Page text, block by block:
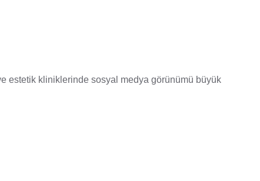
estetik kliniklerinde sosyal medya görünümü büyük